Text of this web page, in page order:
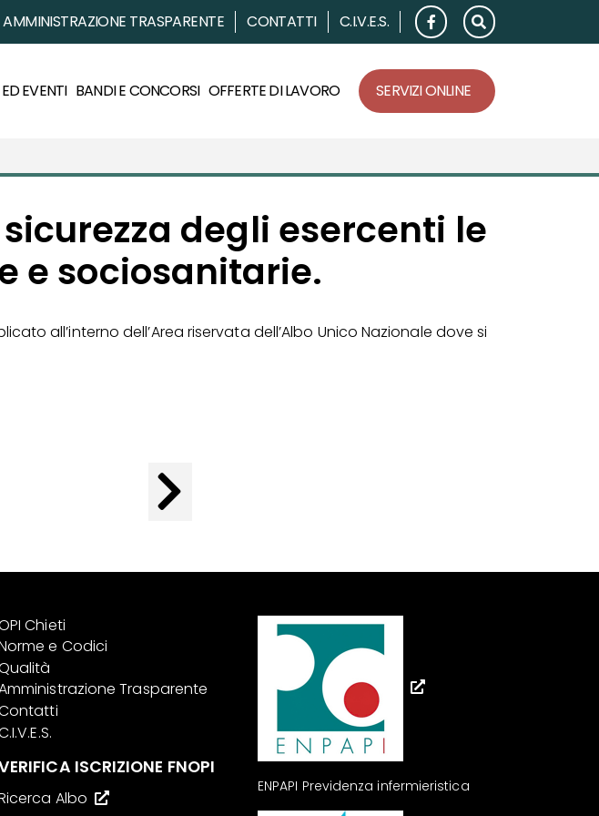
AMMINISTRAZIONE TRASPARENTE CONTATTI C.I.V.E.S.
EVENTI BANDI E CONCORSI OFFERTE DI LAVORO SERVIZI ONLINE
degli esercenti le
e sociosanitarie.
all’interno dell’Area riservata dell’Albo Unico Nazionale dove si
Chieti
e Codici
Trasparente
ISCRIZIONE FNOPI
Albo
ENPAPI Previdenza infermieristica